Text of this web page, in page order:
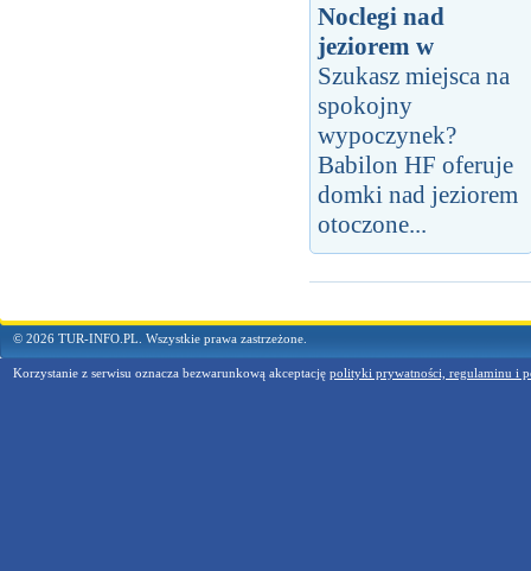
Noclegi nad
jeziorem w
Szukasz miejsca na
spokojny
wypoczynek?
Babilon HF oferuje
domki nad jeziorem
otoczone...
© 2026 TUR-INFO.PL. Wszystkie prawa zastrzeżone.
Korzystanie z serwisu oznacza bezwarunkową akceptację polityki prywatności, regulaminu i